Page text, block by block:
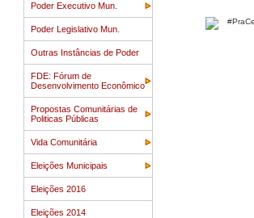
Poder Executivo Mun.
Poder Legislativo Mun.
Outras Instâncias de Poder
FDE: Fórum de
Desenvolvimento Econômico
Propostas Comunitárias de
Politicas Públicas
Vida Comunitária
Eleições Municipais
Eleições 2016
Eleições 2014